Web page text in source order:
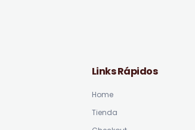
Links Rápidos
Home
Tienda